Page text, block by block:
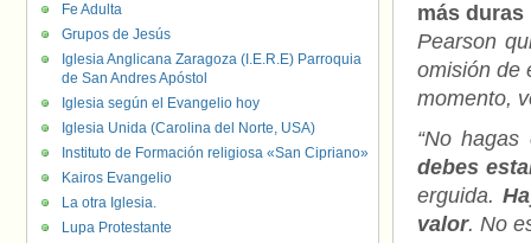
más
Pearson
omisión de
momento,
“No hagas
debes
erguida.
valor. No
Fe Adulta
Grupos de Jesús
Iglesia Anglicana Zaragoza (I.E.R.E) Parroquia
de San Andres Apóstol
Iglesia según el Evangelio hoy
Iglesia Unida (Carolina del Norte, USA)
Instituto de Formación religiosa «San Cipriano»
Kairos Evangelio
La otra Iglesia.
Lupa Protestante